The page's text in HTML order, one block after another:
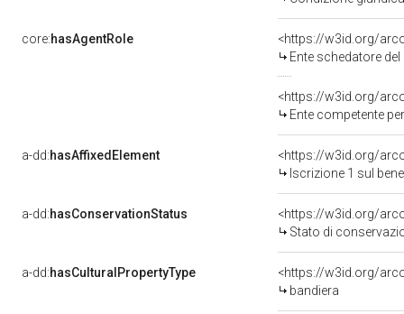
core:hasAgentRole
<https://w3id.org/
Ente schedatore del bene
<https://w3id.org/
Ente competente per
a-dd:hasAffixedElement
<https://w3id.org/
Iscrizione 1 sul
a-dd:hasConservationStatus
<https://w3id.org/
Stato di
a-dd:hasCulturalPropertyType
<https://w3id.org/
bandiera